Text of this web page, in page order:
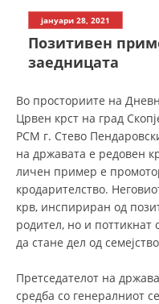
СТРУКТУРА
ЧЛЕНСТВО ВО
јануари 28, 2021
Позитивен
заедницата
Во просториите на
Црвен крст на град
РСМ г. Стево
на државата е редовен
личен пример е
кродарителство.
крв, инспириран од
родител, но и
да стане дел од
Претседателот на
средба со генералниот